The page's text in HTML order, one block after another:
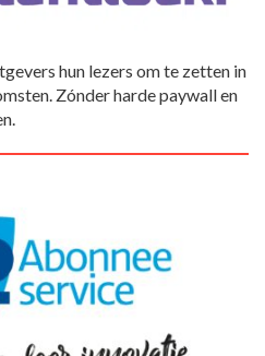
hun lezers om te zetten in
Zónder harde paywall en